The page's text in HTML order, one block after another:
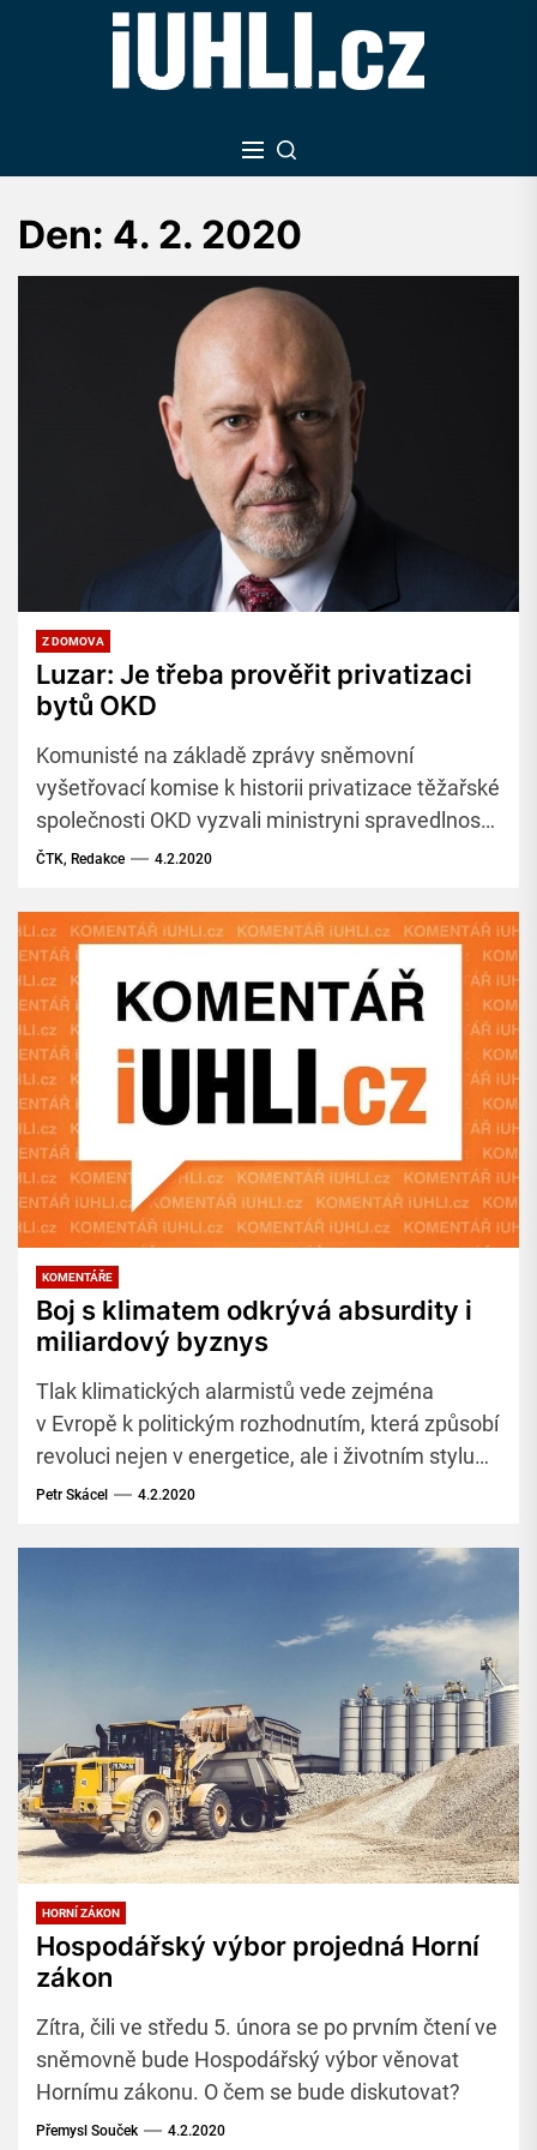
Den: 4. 2. 2020
Z DOMOVA
Luzar: Je třeba prověřit privatizaci
bytů OKD
Komunisté na základě zprávy sněmovní
vyšetřovací komise k historii privatizace těžařské
společnosti OKD vyzvali ministryni spravedlnosti
Marii Benešovou (za ANO), aby prověřila právní
společnosti zahrnuty.
ČTK, Redakce 4.2.2020
KOMENTÁŘE
Boj s klimatem odkrývá absurdity i
miliardový byznys
Tlak klimatických alarmistů vede zejména
v Evropě k politickým rozhodnutím, která způsobí
revoluci nejen v energetice, ale i životním stylu
obyvatel. Stále častěji se však ukazuje, že
Petr Skácel 4.2.2020
HORNÍ ZÁKON
Hospodářský výbor projedná Horní
zákon
Zítra, čili ve středu 5. února se po prvním čtení ve
sněmovně bude Hospodářský výbor věnovat
Hornímu zákonu. O čem se bude diskutovat?
Přemysl Souček 4.2.2020